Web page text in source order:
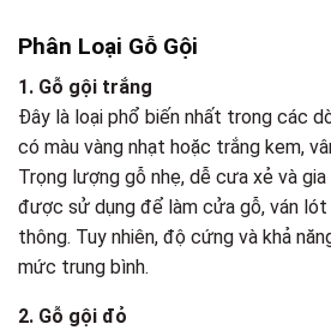
Phân Loại Gỗ Gội
1. Gỗ gội trắng
Đây là loại phổ biến nhất trong các
có màu vàng nhạt hoặc trắng kem,
Trọng lượng gỗ nhẹ, dễ cưa xẻ và
được sử dụng để làm cửa gỗ, ván
thông. Tuy nhiên, độ cứng và khả
mức trung bình.
2. Gỗ gội đỏ